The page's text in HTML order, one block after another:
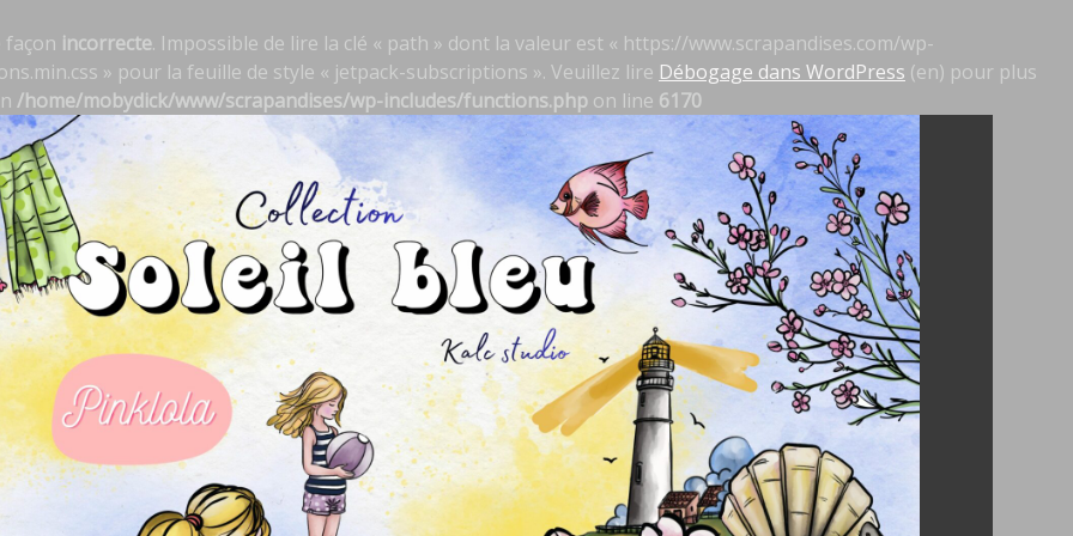
façon incorrecte. Impossible de lire la clé « path » dont la valeur est « https://www.scrapandises.com/wp-
» pour la feuille de style « jetpack-subscriptions ». Veuillez lire Débogage dans WordPress (en) pour plus
/home/mobydick/www/scrapandises/wp-includes/functions.php on line 6170